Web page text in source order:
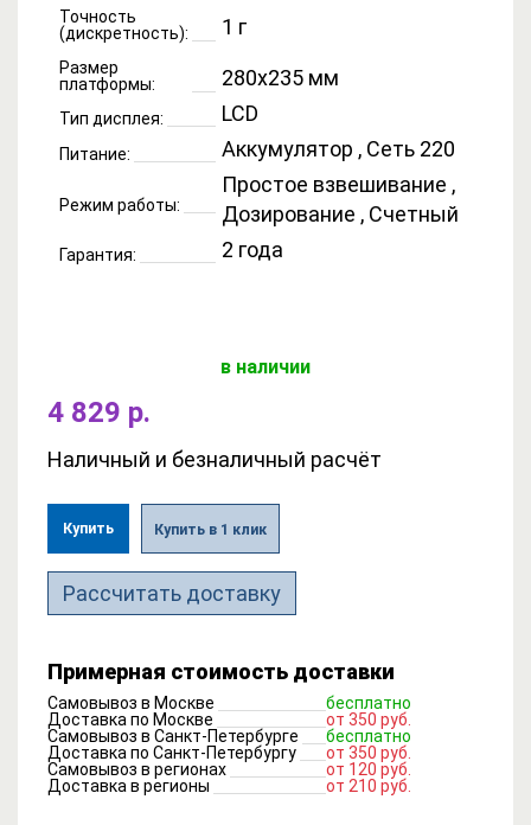
Точность
(дискретность):
1 г
Размер
платформы:
280x235 мм
Тип дисплея: LCD
Питание: Аккумулятор , Сеть 220
Режим работы:
Простое взвешивание ,
Дозирование , Счетный
Гарантия: 2 года
в наличии
4 829 р.
Наличный и безналичный расчёт
Купить Купить в 1 клик
Рассчитать доставку
Примерная стоимость доставки
Самовывоз в Москве
бесплатно
Доставка по Москве
от 350 руб.
Самовывоз в Санкт-Петербурге
бесплатно
Доставка по Санкт-Петербургу
от 350 руб.
Самовывоз в регионах
от 120 руб.
Доставка в регионы
от 210 руб.